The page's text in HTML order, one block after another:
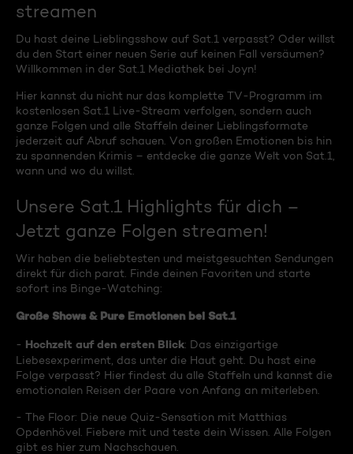
streamen
Du hast deine Lieblingsshow auf Sat.1 verpasst? Oder willst
du den Start einer neuen Serie auf keinen Fall versäumen?
Willkommen in der Sat.1 Mediathek bei Joyn!
Hier kannst du nicht nur das komplette TV-Programm im
kostenlosen Sat.1 Live-Stream verfolgen, sondern auch
ganze Folgen und alle Staffeln deiner Lieblingsformate
jederzeit auf Abruf schauen. Von großen Emotionen bis hin
zu spannenden Krimis – entdecke die ganze Welt von Sat.1,
wann und wo du willst.
Unsere Sat.1 Highlights für dich –
Jetzt ganze Folgen streamen!
Wir haben die beliebtesten und meistgesuchten Sendungen
direkt für dich parat. Finde deinen Favoriten und starte
sofort ins Binge-Watching:
Große Shows & Pure Emotionen bei Sat.1
- Hochzeit auf den ersten Blick: Das einzigartige
Liebesexperiment, das unter die Haut geht. Du hast eine
Folge verpasst? Hier findest du alle Staffeln und kannst die
emotionalen Reisen der Paare von Anfang an miterleben.
- The Floor: Die neue Quiz-Sensation mit Matthias
Opdenhövel. Fiebere mit und teste dein Wissen. Alle Folgen
gibt es hier zum Nachschauen.